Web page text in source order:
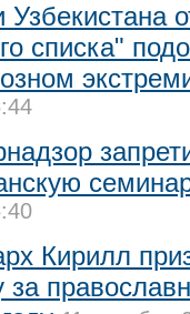
Узбекистана
списка"
Кирилл
за